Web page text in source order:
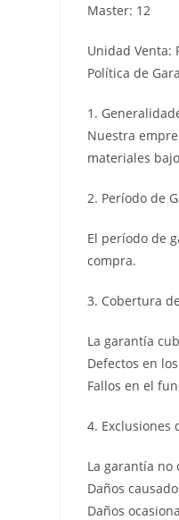
Master: 12
Unidad Venta:
Política de
1.
Nuestra
materiales
2. Período de
El período de
compra.
3. Cobertura
La garantía
Defectos en
Fallos en el
4. Exclusiones
La garantía no
Daños
Daños